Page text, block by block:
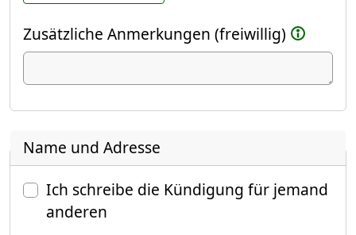
Zusätzliche Anmerkungen (freiwillig)
Name und Adresse
Ich schreibe die Kündigung für jemand
anderen